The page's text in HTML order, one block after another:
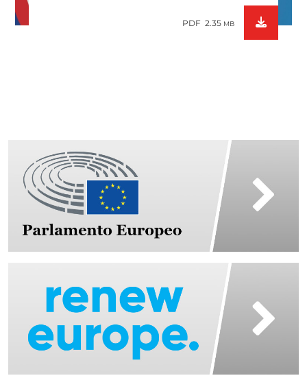
PDF 2.35 MB